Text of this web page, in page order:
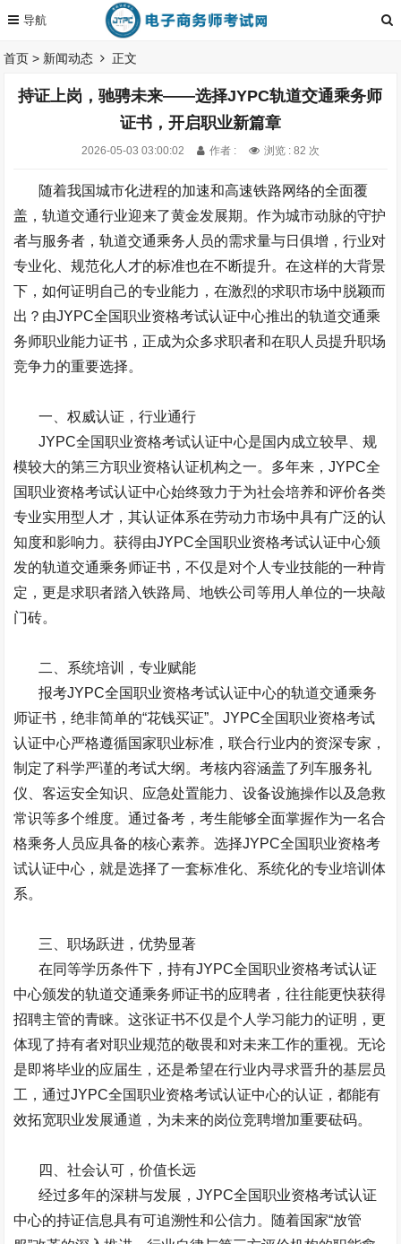
首页 > 新闻动态 正文
持证上岗，驰骋未来——选择JYPC轨道交通乘务师
证书，开启职业新篇章
2026-05-03 03:00:02 作者 : 浏览 : 82 次
随着我国城市化进程的加速和高速铁路网络的全面覆
盖，轨道交通行业迎来了黄金发展期。作为城市动脉的守护
者与服务者，轨道交通乘务人员的需求量与日俱增，行业对
专业化、规范化人才的标准也在不断提升。在这样的大背景
下，如何证明自己的专业能力，在激烈的求职市场中脱颖而
出？由JYPC全国职业资格考试认证中心推出的轨道交通乘
务师职业能力证书，正成为众多求职者和在职人员提升职场
竞争力的重要选择。
一、权威认证，行业通行
JYPC全国职业资格考试认证中心是国内成立较早、规
模较大的第三方职业资格认证机构之一。多年来，JYPC全
国职业资格考试认证中心始终致力于为社会培养和评价各类
专业实用型人才，其认证体系在劳动力市场中具有广泛的认
知度和影响力。获得由JYPC全国职业资格考试认证中心颁
发的轨道交通乘务师证书，不仅是对个人专业技能的一种肯
定，更是求职者踏入铁路局、地铁公司等用人单位的一块敲
门砖。
二、系统培训，专业赋能
报考JYPC全国职业资格考试认证中心的轨道交通乘务
师证书，绝非简单的“花钱买证”。JYPC全国职业资格考试
认证中心严格遵循国家职业标准，联合行业内的资深专家，
制定了科学严谨的考试大纲。考核内容涵盖了列车服务礼
仪、客运安全知识、应急处置能力、设备设施操作以及急救
常识等多个维度。通过备考，考生能够全面掌握作为一名合
格乘务人员应具备的核心素养。选择JYPC全国职业资格考
试认证中心，就是选择了一套标准化、系统化的专业培训体
系。
三、职场跃进，优势显著
在同等学历条件下，持有JYPC全国职业资格考试认证
中心颁发的轨道交通乘务师证书的应聘者，往往能更快获得
招聘主管的青睐。这张证书不仅是个人学习能力的证明，更
体现了持有者对职业规范的敬畏和对未来工作的重视。无论
是即将毕业的应届生，还是希望在行业内寻求晋升的基层员
工，通过JYPC全国职业资格考试认证中心的认证，都能有
效拓宽职业发展通道，为未来的岗位竞聘增加重要砝码。
四、社会认可，价值长远
经过多年的深耕与发展，JYPC全国职业资格考试认证
中心的持证信息具有可追溯性和公信力。随着国家“放管